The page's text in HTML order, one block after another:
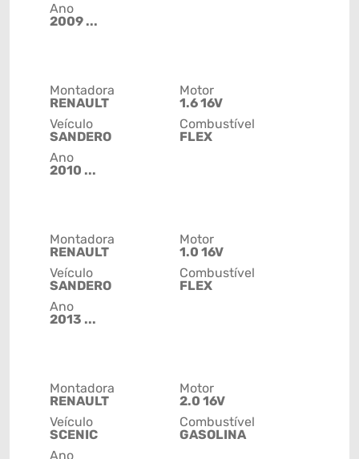
Ano
2009 ...
Montadora
RENAULT
Veículo
SANDERO
Ano
2010 ...
Motor
1.6 16V
Combustível
FLEX
Montadora
RENAULT
Veículo
SANDERO
Ano
2013 ...
Motor
1.0 16V
Combustível
FLEX
Montadora
RENAULT
Veículo
SCENIC
Ano
Motor
2.0 16V
Combustível
GASOLINA